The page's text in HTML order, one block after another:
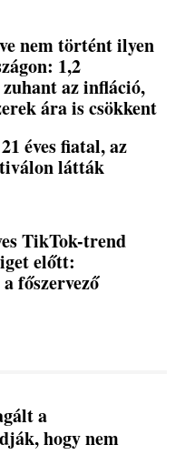
nem történt ilyen
1,2
az infláció,
ára is csökkent
éves fiatal, az
látták
TikTok-trend
előtt:
főszervező
a
hogy nem